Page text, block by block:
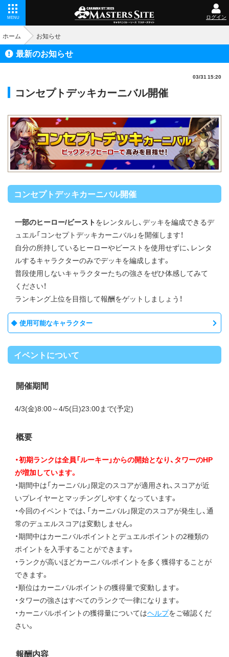
MENU ログイン
ホーム お知らせ
最新のお知らせ
03/31 15:20
コンセプトデッキカーニバル開催
コンセプトデッキカーニバル開催
一部のヒーロー/ビーストをレンタルし、デッキを編成できるデ
ュエル「コンセプトデッキカーニバル」を開催します！
自分の所持しているヒーローやビーストを使用せずに、レンタ
ルするキャラクターのみでデッキを編成します。
普段使用しないキャラクターたちの強さをぜひ体感してみて
ください！
ランキング上位を目指して報酬をゲットしましょう！
使用可能なキャラクター
イベントについて
開催期間
4/3(金)8:00～4/5(日)23:00まで(予定)
概要
・初期ランクは全員「ルーキー」からの開始となり、タワーのHP
が増加しています。
・期間中は「カーニバル」限定のスコアが適用され、スコアが近
いプレイヤーとマッチングしやすくなっています。
・今回のイベントでは、「カーニバル」限定のスコアが発生し、通
常のデュエルスコアは変動しません。
・期間中はカーニバルポイントとデュエルポイントの2種類の
ポイントを入手することができます。
・ランクが高いほどカーニバルポイントを多く獲得することが
できます。
・順位はカーニバルポイントの獲得量で変動します。
・タワーの強さはすべてのランクで一律になります。
・カーニバルポイントの獲得量についてはヘルプをご確認くだ
さい。
報酬内容